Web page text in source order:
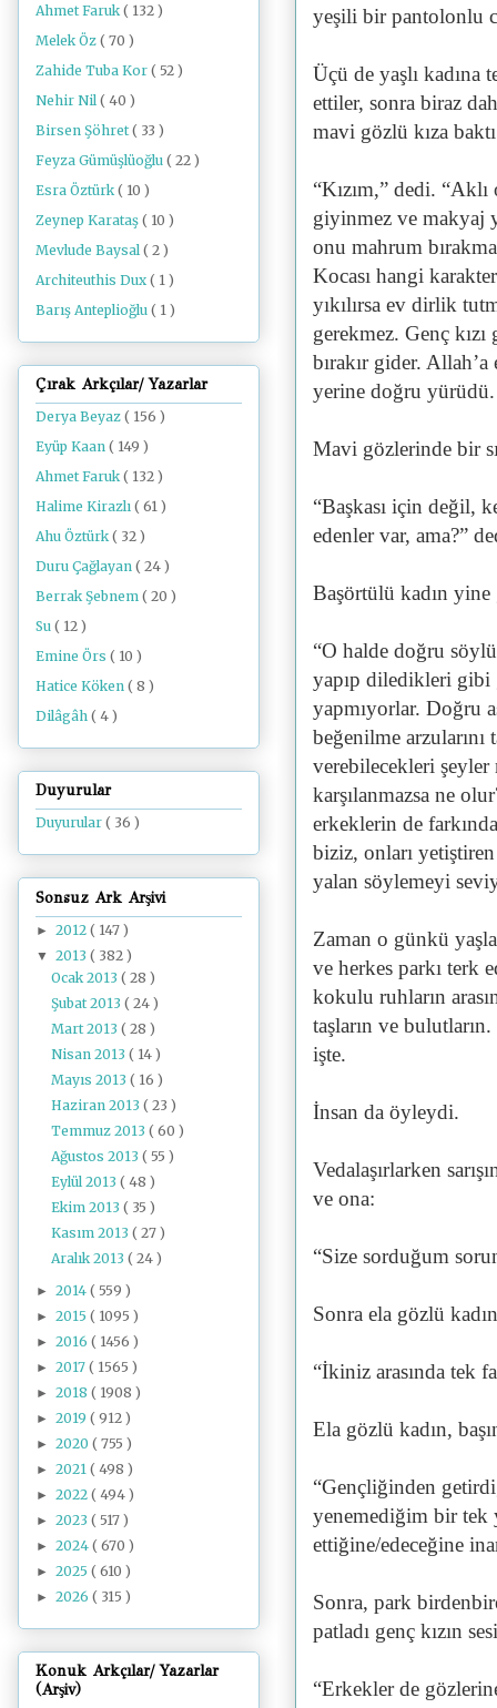
yeşili bir pantolonlu
Üçü de yaşlı kadına
ettiler, sonra biraz
mavi gözlü kıza
“Kızım,” dedi.
giyinmez ve makyaj
onu mahrum
Kocası hangi
yıkılırsa ev dirlik
gerekmez. Genç
bırakır gider.
yerine doğru yürüdü.
Mavi gözlerinde bir
“Başkası için değil,
edenler var, ama?”
Başörtülü kadın
“O halde doğru
yapıp diledikleri
yapmıyorlar. Doğru
beğenilme
verebilecekleri şeyler
karşılanmazsa ne
erkeklerin de
biziz, onları yetiştiren
yalan söylemeyi
Zaman o günkü
ve herkes parkı terk
kokulu ruhların
taşların ve
işte.
İnsan da öyleydi.
Vedalaşırlarken
ve ona:
“Size sorduğum
Sonra ela gözlü
“İkiniz arasında tek
Ela gözlü kadın,
“Gençliğinden
yenemediğim bir tek
ettiğine/edeceğine
Sonra, park
patladı genç kızın
“Erkekler de
Ahmet Faruk ( 132 )
Melek Öz ( 70 )
Zahide Tuba Kor ( 52 )
Nehir Nil ( 40 )
Birsen Şöhret ( 33 )
Feyza Gümüşlüoğlu ( 22 )
Esra Öztürk ( 10 )
Zeynep Karataş ( 10 )
Mevlude Baysal ( 2 )
Architeuthis Dux ( 1 )
Barış Anteplioğlu ( 1 )
Çırak Arkçılar/ Yazarlar
Derya Beyaz ( 156 )
Eyüp Kaan ( 149 )
Ahmet Faruk ( 132 )
Halime Kirazlı ( 61 )
Ahu Öztürk ( 32 )
Duru Çağlayan ( 24 )
Berrak Şebnem ( 20 )
Su ( 12 )
Emine Örs ( 10 )
Hatice Köken ( 8 )
Dilâgâh ( 4 )
Duyurular
Duyurular ( 36 )
Sonsuz Ark Arşivi
► 2012 ( 147 )
▼ 2013 ( 382 )
Ocak 2013( 28 )
Şubat 2013( 24 )
Mart 2013( 28 )
Nisan 2013( 14 )
Mayıs 2013( 16 )
Haziran 2013( 23 )
Temmuz 2013( 60 )
Ağustos 2013( 55 )
Eylül 2013( 48 )
Ekim 2013( 35 )
Kasım 2013( 27 )
Aralık 2013( 24 )
► 2014 ( 559 )
► 2015 ( 1095 )
► 2016 ( 1456 )
► 2017 ( 1565 )
► 2018 ( 1908 )
► 2019 ( 912 )
► 2020 ( 755 )
► 2021 ( 498 )
► 2022 ( 494 )
► 2023 ( 517 )
► 2024 ( 670 )
► 2025 ( 610 )
► 2026 ( 315 )
Konuk Arkçılar/ Yazarlar
(Arşiv)